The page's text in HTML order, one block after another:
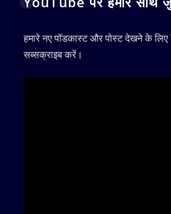
हमारे नए पॉडकास्ट और पोस्ट देखने के
सब्सक्राइब करें।